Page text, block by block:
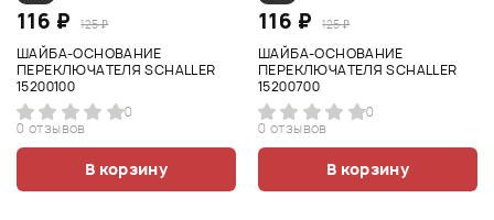
116 ₽ 125 ₽
ШАЙБА-ОСНОВАНИЕ
ПЕРЕКЛЮЧАТЕЛЯ SCHALLER
15200100
0
0 отзывов
В корзину
116 ₽ 125 ₽
ШАЙБА-ОСНОВАНИЕ
ПЕРЕКЛЮЧАТЕЛЯ SCHALLER
15200700
0
0 отзывов
В корзину